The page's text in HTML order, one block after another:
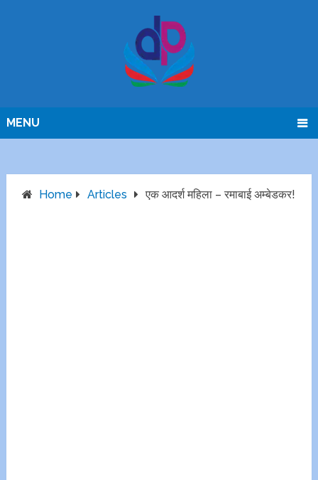
MENU
Home Articles एक आदर्श महिला – रमाबाई अम्बेडकर!